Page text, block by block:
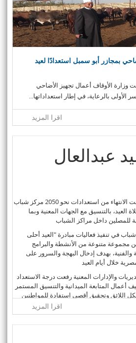
بمجازر أبو سمبل استعدادًا لعيد
وزارة الأوقاف أعمال تجهيز الأضاحي
الأولى بالرعاية، في إطار استعداداتها...
اقرا المزيد
عبدالعال
وزارة الشباب والرياضة أعلنت الانتهاء من استعدادات نحو 2050 مركز شباب
العيد، بالتنسيق مع الجهات المعنية وبما
للمصلين داخل مراكز الشباب
نحو 2250 مركز شباب في تنفيذ فعاليات مبادرة "العيد أحلى
مجموعة متنوعة من الأنشطة والبرامج
والفنية، بهدف إدخال البهجة والسرور على
خلال أيام العيد
والإدارات المعنية رفعت درجة الاستعداد
أعمال المتابعة الميدانية والتنسيق المستمر
اللائق وتحقيق أقصى استفادة للمواطنين
داخل مراكز الشباب
اقرا المزيد